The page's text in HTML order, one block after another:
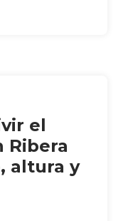
el
Ribera
altura y